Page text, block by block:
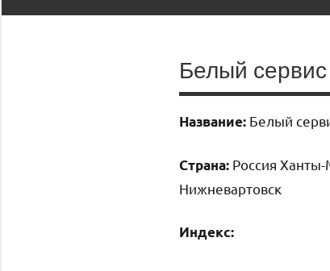
Белый сервис
Название: Белый
Страна: Россия
Нижневартовск
Индекс: